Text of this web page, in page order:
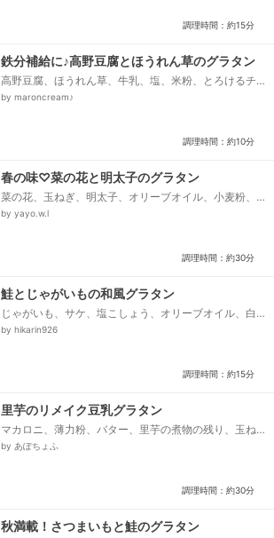
調理時間：約15分
鉄分補給に♪高野豆腐とほうれん草のグラタン
高野豆腐、ほうれん草、牛乳、塩、米粉、とろけるチ
ーズ
by maroncream♪
調理時間：約10分
春の味♡菜の花と明太子のグラタン
菜の花、玉ねぎ、明太子、オリーブオイル、小麦粉、
牛乳、塩胡椒、とろけるチーズ、粉チーズ
by yayo.w.l
調理時間：約30分
鮭とじゃがいもの和風グラタン
じゃがいも、サケ、塩こしょう、オリーブオイル、白
ねぎ、しめじ、バター、牛乳、だし汁、卵黄、みそ、
by hikarin926
調理時間：約15分
里芋のリメイク豆乳グラタン
マカロニ、薄力粉、バター、里芋の煮物の残り、玉ね
ぎ、しめじ、ベーコン、豆乳、塩こしょう、チキンコ
by あぽちょふ
調理時間：約30分
秋満載！さつまいもと鮭のグラタン